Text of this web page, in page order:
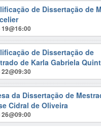
de Dissertação de
de Dissertação de
de Karla Gabriela Quint
da Dissertação de
Cidral de Oliveira